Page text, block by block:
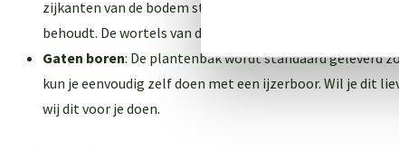
zijkanten van de bodem staan (ca. 5 tot 10 cm) zodat de
behoudt. De wortels van de beplanting kunnen groeien in
Gaten boren: De plantenbak wordt standaard geleverd
kun je eenvoudig zelf doen met een ijzerboor. Wil je dit
wij dit voor je doen.